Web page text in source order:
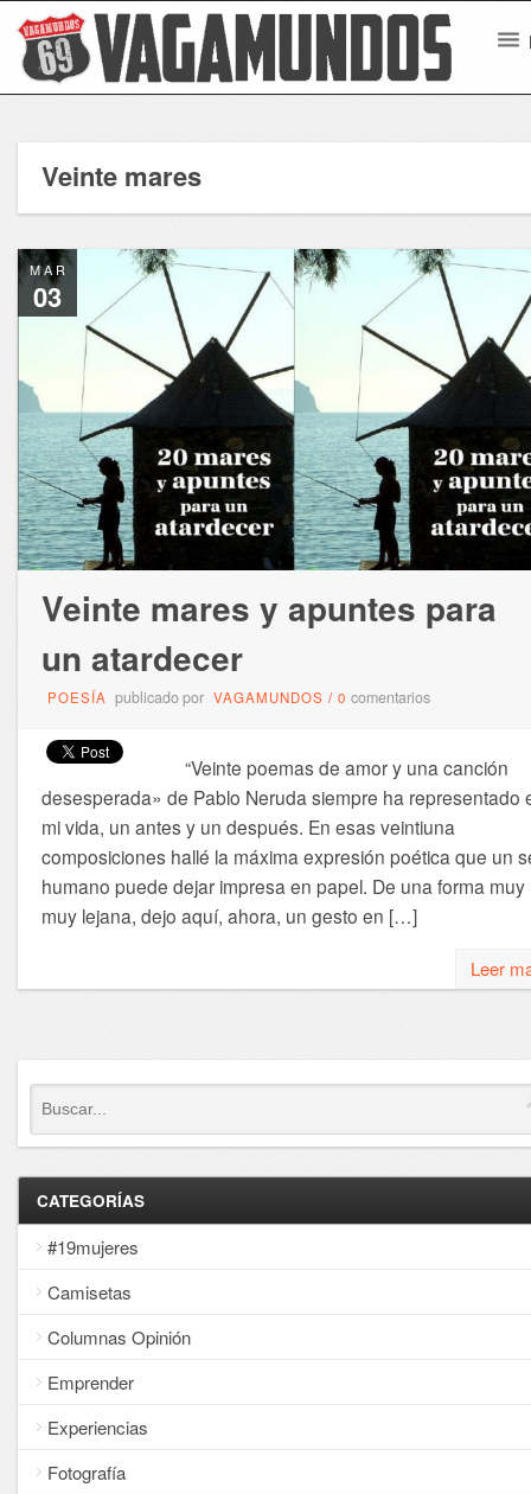
Veinte mares
MAR
03
Veinte mares y apuntes para
un atardecer
POESÍA publicado por VAGAMUNDOS / 0 comentarios
“Veinte poemas de amor y una canción
desesperada» de Pablo Neruda siempre ha representado
mi vida, un antes y un después. En esas veintiuna
composiciones hallé la máxima expresión poética que un
humano puede dejar impresa en papel. De una forma muy
muy lejana, dejo aquí, ahora, un gesto en […]
Leer
CATEGORÍAS
#19mujeres
Camisetas
Columnas Opinión
Emprender
Experiencias
Fotografía